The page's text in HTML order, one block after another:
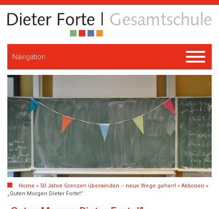
Navigation
Home » 50 Jahre Grenzen überwinden – neue Wege gehen! » Aktionen »
„Guten Morgen Dieter Forte!”